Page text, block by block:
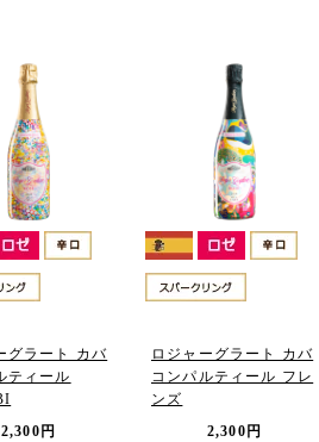
グラート カバ
ティール
2,300円
ロジャーグラート カバ
コンパルティール フレ
ンズ
2,300円